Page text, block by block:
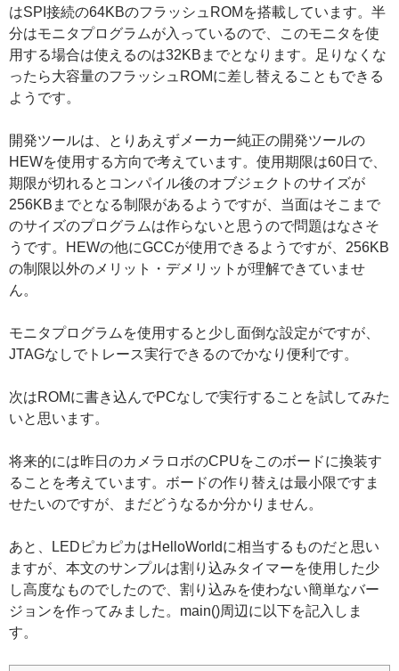
はSPI接続の64KBのフラッシュROMを搭載しています。半
分はモニタプログラムが入っているので、このモニタを使
用する場合は使えるのは32KBまでとなります。足りなくな
ったら大容量のフラッシュROMに差し替えることもできる
ようです。
開発ツールは、とりあえずメーカー純正の開発ツールの
HEWを使用する方向で考えています。使用期限は60日で、
期限が切れるとコンパイル後のオブジェクトのサイズが
256KBまでとなる制限があるようですが、当面はそこまで
のサイズのプログラムは作らないと思うので問題はなさそ
うです。HEWの他にGCCが使用できるようですが、256KB
の制限以外のメリット・デメリットが理解できていませ
ん。
モニタプログラムを使用すると少し面倒な設定がですが、
JTAGなしでトレース実行できるのでかなり便利です。
次はROMに書き込んでPCなしで実行することを試してみた
いと思います。
将来的には昨日のカメラロボのCPUをこのボードに換装す
ることを考えています。ボードの作り替えは最小限ですま
せたいのですが、まだどうなるか分かりません。
あと、LEDピカピカはHelloWorldに相当するものだと思い
ますが、本文のサンプルは割り込みタイマーを使用した少
し高度なものでしたので、割り込みを使わない簡単なバー
ジョンを作ってみました。main()周辺に以下を記入しま
す。